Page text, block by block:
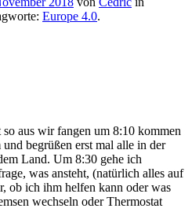
Europe 4.0.
aus wir fangen um 8:10 kommen
begrüßen erst mal alle in der
Land. Um 8:30 gehe ich
was ansteht, (natürlich alles auf
ob ich ihm helfen kann oder was
wechseln oder Thermostat